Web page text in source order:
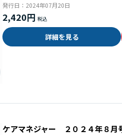
発行日： 2024年07月20日
2,420円
詳細を見る
ケアマネジャー ２０２４年８月